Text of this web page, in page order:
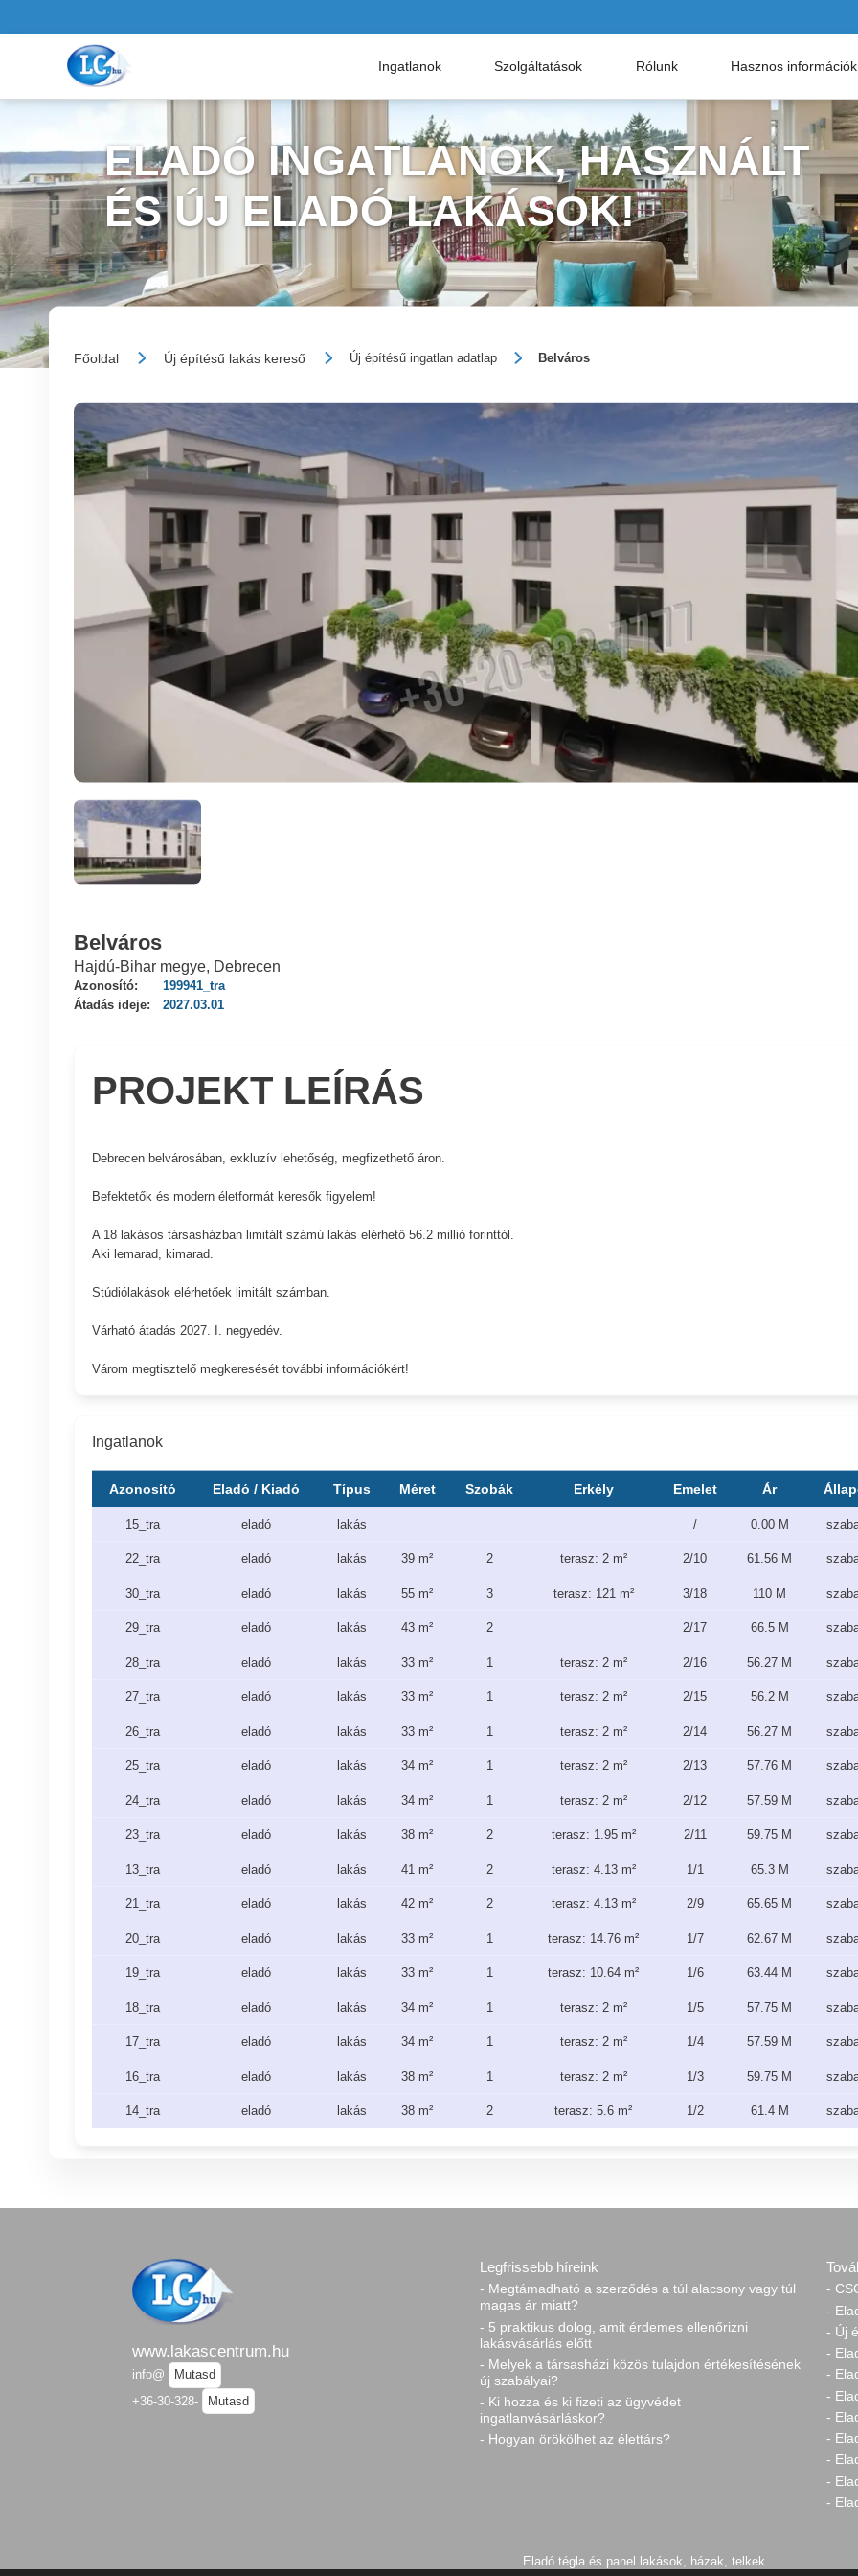
Ingatlanok Szolgáltatások Rólunk Hasznos információk
ELADÓ INGATLANOK, HASZNÁLT
ÉS ÚJ ELADÓ LAKÁSOK!
Főoldal Új építésű lakás kereső Új építésű ingatlan adatlap Belváros
Belváros
Hajdú-Bihar megye, Debrecen
Azonosító:
199941_tra
Átadás ideje:
2027.03.01
PROJEKT LEÍRÁS
Debrecen belvárosában, exkluzív lehetőség, megfizethető áron.
Befektetők és modern életformát keresők figyelem!
A 18 lakásos társasházban limitált számú lakás elérhető 56.2 millió forinttól.
Aki lemarad, kimarad.
Stúdiólakások elérhetőek limitált számban.
Várható átadás 2027. I. negyedév.
Várom megtisztelő megkeresését további információkért!
Ingatlanok
Azonosító Eladó / Kiadó Típus Méret Szobák Erkély Emelet Ár
15_tra eladó lakás / 0.00 M
22_tra eladó lakás 39 m² 2 terasz: 2 m² 2/10 61.56 M
30_tra eladó lakás 55 m² 3 terasz: 121 m² 3/18 110 M
29_tra eladó lakás 43 m² 2 2/17 66.5 M
28_tra eladó lakás 33 m² 1 terasz: 2 m² 2/16 56.27 M
27_tra eladó lakás 33 m² 1 terasz: 2 m² 2/15 56.2 M
26_tra eladó lakás 33 m² 1 terasz: 2 m² 2/14 56.27 M
25_tra eladó lakás 34 m² 1 terasz: 2 m² 2/13 57.76 M
24_tra eladó lakás 34 m² 1 terasz: 2 m² 2/12 57.59 M
23_tra eladó lakás 38 m² 2 terasz: 1.95 m² 2/11 59.75 M
13_tra eladó lakás 41 m² 2 terasz: 4.13 m² 1/1 65.3 M
21_tra eladó lakás 42 m² 2 terasz: 4.13 m² 2/9 65.65 M
20_tra eladó lakás 33 m² 1 terasz: 14.76 m² 1/7 62.67 M
19_tra eladó lakás 33 m² 1 terasz: 10.64 m² 1/6 63.44 M
18_tra eladó lakás 34 m² 1 terasz: 2 m² 1/5 57.75 M
17_tra eladó lakás 34 m² 1 terasz: 2 m² 1/4 57.59 M
16_tra eladó lakás 38 m² 1 terasz: 2 m² 1/3 59.75 M
14_tra eladó lakás 38 m² 2 terasz: 5.6 m² 1/2 61.4 M
www.lakascentrum.hu
info@
Mutasd
+36-30-328-
Mutasd
Legfrissebb híreink
- Megtámadható a szerződés a túl alacsony vagy túl
magas ár miatt?
- 5 praktikus dolog, amit érdemes ellenőrizni
lakásvásárlás előtt
- Melyek a társasházi közös tulajdon értékesítésének
új szabályai?
- Ki hozza és ki fizeti az ügyvédet
ingatlanvásárláskor?
- Hogyan örökölhet az élettárs?
-
-
- Új
-
-
-
-
-
-
-
-
Eladó tégla és panel lakások, házak, telkek